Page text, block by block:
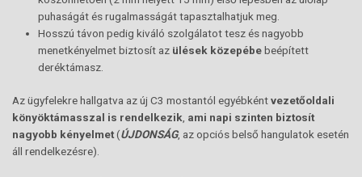
puhaságát és rugalmasságát tapasztalhatjuk meg.
Hosszú távon pedig kiváló szolgálatot tesz és nagyobb
menetkényelmet biztosít az ülések közepébebeépített
deréktámasz.
Az ügyfelekre hallgatva az új C3 mostantól egyébkéntvezetőoldali
könyöktámasszal is rendelkezik ami napi szinten biztosít
nagyobb kényelmet(ÚJDONSÁG, az opciós belső hangulatok esetén
áll rendelkezésre).